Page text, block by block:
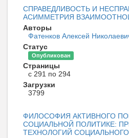
СПРАВЕДЛИВОСТЬ И
АСИММЕТРИЯ
Авторы
Фатенков Алексей
Статус
Опубликован
Страницы
с 291 по 294
Загрузки
3799
ФИЛОСОФИЯ АКТИВНОГО
СОЦИАЛЬНОЙ ПОЛИТИКЕ:
ТЕХНОЛОГИЙ